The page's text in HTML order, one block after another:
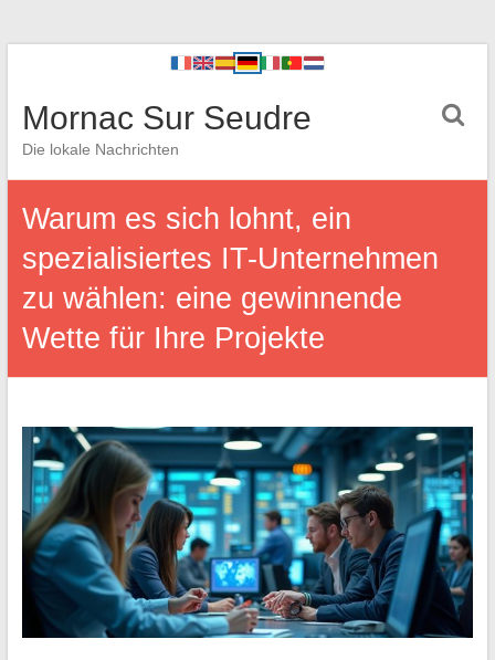
Mornac Sur Seudre
Die lokale Nachrichten
Warum es sich lohnt, ein
spezialisiertes IT-Unternehmen
zu wählen: eine gewinnende
Wette für Ihre Projekte